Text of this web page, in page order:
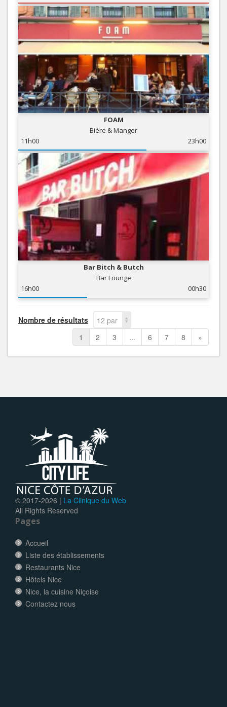
FOAM
Bière & Manger
11h00
23h00
Bar Bitch & Butch
Bar Lounge
16h00
00h30
Nombre de résultats
12 par
page
1 2 3 ... 6 7 8 »
© 2017-2026 | La Clinique du Web
All Rights Reserved
Pages
Accueil
Liste des établissements
Restaurants Nice
Hôtels Nice
Nice, la cuisine Niçoise
Contactez nous